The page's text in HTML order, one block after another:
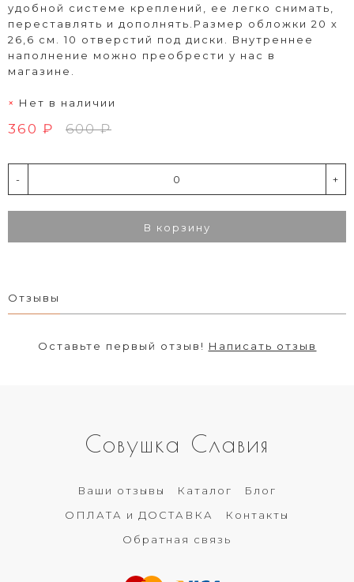
удобной системе креплений, ее легко снимать,
переставлять и дополнять.Размер обложки 20 х
26,6 см. 10 отверстий под диски. Внутреннее
наполнение можно преобрести у нас в
магазине.
Нет в наличии
360 ₽ 600 ₽
- +
В корзину
Отзывы
Оставьте первый отзыв! Написать отзыв
Совушка Славия
Ваши отзывы Каталог
Блог
ОПЛАТА и ДОСТАВКА
Контакты
Обратная связь